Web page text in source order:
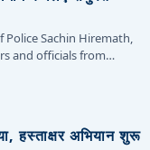
Police Sachin Hiremath,
and officials from…
हस्ताक्षर अभियान शुरू